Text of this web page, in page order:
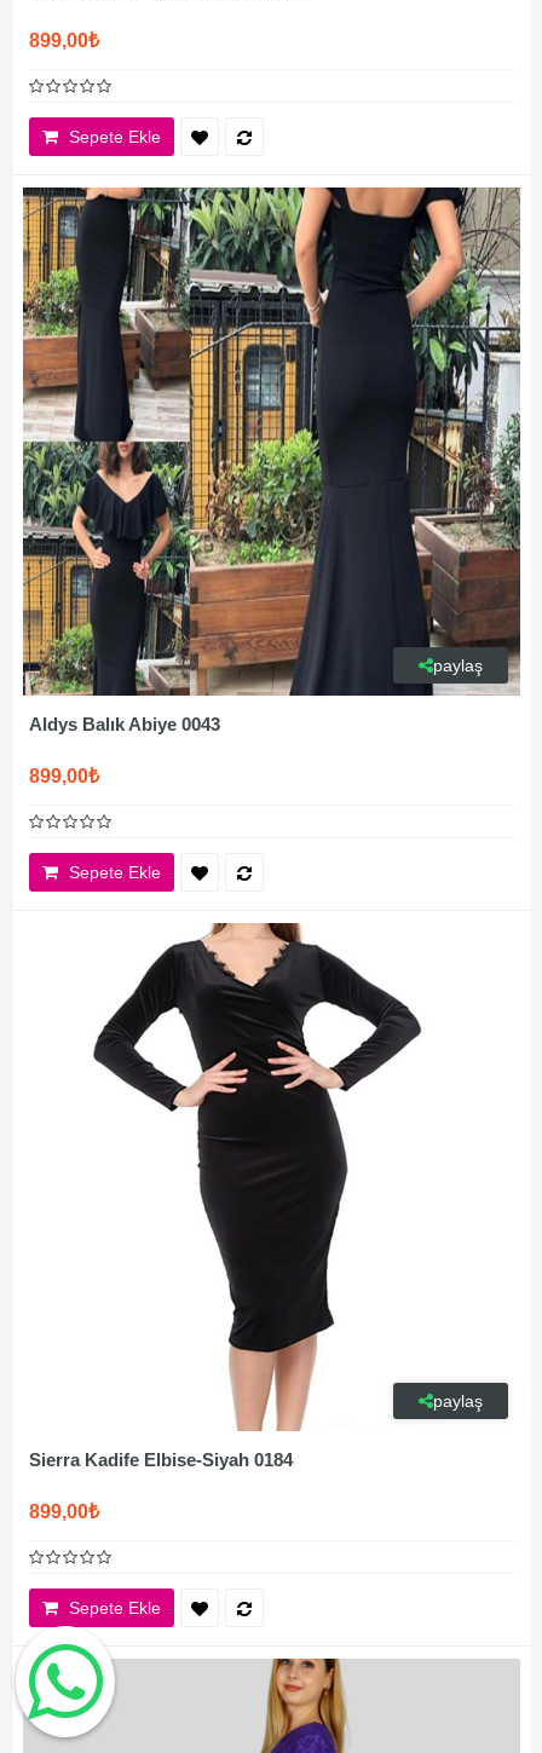
899,00₺
Sepete Ekle
paylaş
Aldys Balık Abiye 0043
899,00₺
Sepete Ekle
paylaş
Sierra Kadife Elbise-Siyah 0184
899,00₺
Sepete Ekle